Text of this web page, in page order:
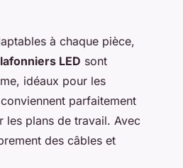
à chaque pièce,
LED sont
idéaux pour les
parfaitement
les plans de travail. Avec
des câbles et